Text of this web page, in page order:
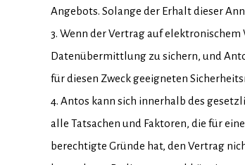
Angebots. Solange der Erhalt dieser
3. Wenn der Vertrag auf
Datenübermittlung zu sichern, und
für diesen Zweck geeigneten
4. Antos kann sich innerhalb des
alle Tatsachen und Faktoren, die für
berechtigte Gründe hat, den Vertrag